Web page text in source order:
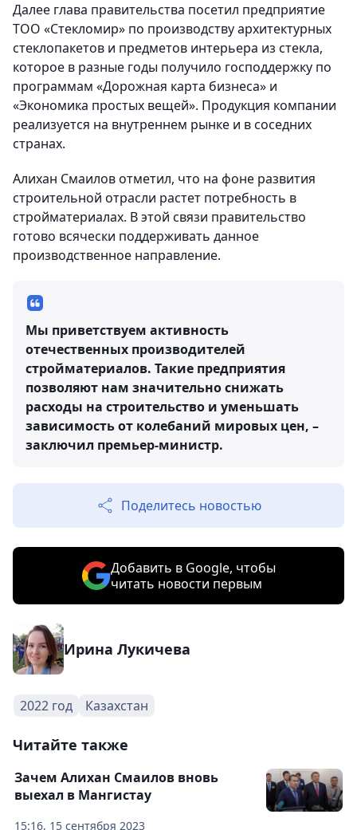
Далее глава правительства посетил предприятие
ТОО «Стекломир» по производству архитектурных
стеклопакетов и предметов интерьера из стекла,
которое в разные годы получило господдержку по
программам «Дорожная карта бизнеса» и
«Экономика простых вещей». Продукция компании
реализуется на внутреннем рынке и в соседних
странах.
Алихан Смаилов отметил, что на фоне развития
строительной отрасли растет потребность в
стройматериалах. В этой связи правительство
готово всячески поддерживать данное
производственное направление.
Мы приветствуем активность
отечественных производителей
стройматериалов. Такие предприятия
позволяют нам значительно снижать
расходы на строительство и уменьшать
зависимость от колебаний мировых цен, –
заключил премьер-министр.
Поделитесь новостью
Добавить в Google, чтобы
читать новости первым
Ирина Лукичева
2022 год Казахстан
Читайте также
15:16, 15 сентября 2023
Зачем Алихан Смаилов вновь
выехал в Мангистау